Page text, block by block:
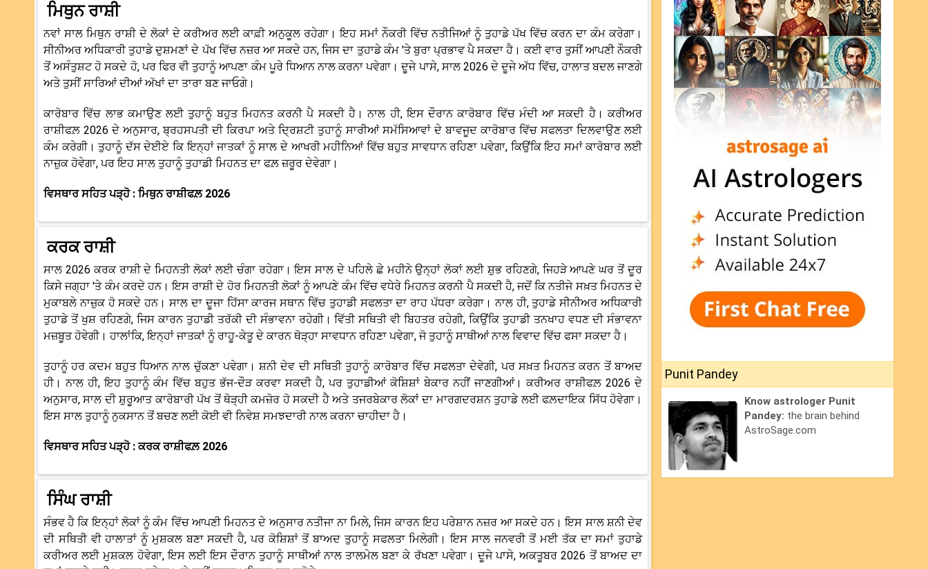
ਮਿਥੁਨ ਰਾਸ਼ੀ
ਨਵਾਂ ਸਾਲ ਮਿਥੁਨ ਰਾਸ਼ੀ ਦੇ ਲੋਕਾਂ ਦੇ ਕਰੀਅਰ ਲਈ ਕਾਫ਼ੀ ਅਨੁਕੂਲ ਰਹੇਗਾ। ਇਹ ਸਮਾਂ ਨੌਕਰੀ ਵਿੱਚ ਨਤੀਜਿਆਂ ਨੂੰ ਤੁਹਾਡੇ ਪੱਖ ਵਿੱਚ ਕਰਨ ਦਾ ਕੰਮ ਕਰੇਗਾ।
ਸੀਨੀਅਰ ਅਧਿਕਾਰੀ ਤੁਹਾਡੇ ਦੁਸ਼ਮਣਾਂ ਦੇ ਪੱਖ ਵਿੱਚ ਨਜ਼ਰ ਆ ਸਕਦੇ ਹਨ, ਜਿਸ ਦਾ ਤੁਹਾਡੇ ਕੰਮ 'ਤੇ ਬੁਰਾ ਪ੍ਰਭਾਵ ਪੈ ਸਕਦਾ ਹੈ। ਕਈ ਵਾਰ ਤੁਸੀਂ ਆਪਣੀ ਨੌਕਰੀ
ਤੋਂ ਅਸੰਤੁਸ਼ਟ ਹੋ ਸਕਦੇ ਹੋ, ਪਰ ਫਿਰ ਵੀ ਤੁਹਾਨੂੰ ਆਪਣਾ ਕੰਮ ਪੂਰੇ ਧਿਆਨ ਨਾਲ ਕਰਨਾ ਪਵੇਗਾ। ਦੂਜੇ ਪਾਸੇ, ਸਾਲ 2026 ਦੇ ਦੂਜੇ ਅੱਧ ਵਿੱਚ, ਹਾਲਾਤ ਬਦਲ ਜਾਣਗੇ
ਅਤੇ ਤੁਸੀਂ ਸਾਰਿਆਂ ਦੀਆਂ ਅੱਖਾਂ ਦਾ ਤਾਰਾ ਬਣ ਜਾਓਗੇ।
ਕਾਰੋਬਾਰ ਵਿੱਚ ਲਾਭ ਕਮਾਉਣ ਲਈ ਤੁਹਾਨੂੰ ਬਹੁਤ ਮਿਹਨਤ ਕਰਨੀ ਪੈ ਸਕਦੀ ਹੈ। ਨਾਲ ਹੀ, ਇਸ ਦੌਰਾਨ ਕਾਰੋਬਾਰ ਵਿੱਚ ਮੰਦੀ ਆ ਸਕਦੀ ਹੈ। ਕਰੀਅਰ
ਰਾਸ਼ੀਫਲ਼ 2026 ਦੇ ਅਨੁਸਾਰ, ਬ੍ਰਹਸਪਤੀ ਦੀ ਕਿਰਪਾ ਅਤੇ ਦ੍ਰਿਸ਼ਟੀ ਤੁਹਾਨੂੰ ਸਾਰੀਆਂ ਸਮੱਸਿਆਵਾਂ ਦੇ ਬਾਵਜੂਦ ਕਾਰੋਬਾਰ ਵਿੱਚ ਸਫਲਤਾ ਦਿਲਵਾਉਣ ਲਈ
ਕੰਮ ਕਰੇਗੀ। ਤੁਹਾਨੂੰ ਦੱਸ ਦੇਈਏ ਕਿ ਇਨ੍ਹਾਂ ਜਾਤਕਾਂ ਨੂੰ ਸਾਲ ਦੇ ਆਖਰੀ ਮਹੀਨਿਆਂ ਵਿੱਚ ਬਹੁਤ ਸਾਵਧਾਨ ਰਹਿਣਾ ਪਵੇਗਾ, ਕਿਉਂਕਿ ਇਹ ਸਮਾਂ ਕਾਰੋਬਾਰ ਲਈ
ਨਾਜ਼ੁਕ ਹੋਵੇਗਾ, ਪਰ ਇਹ ਸਾਲ ਤੁਹਾਨੂੰ ਤੁਹਾਡੀ ਮਿਹਨਤ ਦਾ ਫਲ਼ ਜ਼ਰੂਰ ਦੇਵੇਗਾ।
ਵਿਸਥਾਰ ਸਹਿਤ ਪੜ੍ਹੋ : ਮਿਥੁਨ ਰਾਸ਼ੀਫਲ਼ 2026
ਕਰਕ ਰਾਸ਼ੀ
ਸਾਲ 2026 ਕਰਕ ਰਾਸ਼ੀ ਦੇ ਮਿਹਨਤੀ ਲੋਕਾਂ ਲਈ ਚੰਗਾ ਰਹੇਗਾ। ਇਸ ਸਾਲ ਦੇ ਪਹਿਲੇ ਛੇ ਮਹੀਨੇ ਉਨ੍ਹਾਂ ਲੋਕਾਂ ਲਈ ਸ਼ੁਭ ਰਹਿਣਗੇ, ਜਿਹੜੇ ਆਪਣੇ ਘਰ ਤੋਂ ਦੂਰ
ਕਿਸੇ ਜਗ੍ਹਾ 'ਤੇ ਕੰਮ ਕਰਦੇ ਹਨ। ਇਸ ਰਾਸ਼ੀ ਦੇ ਹੋਰ ਮਿਹਨਤੀ ਲੋਕਾਂ ਨੂੰ ਆਪਣੇ ਕੰਮ ਵਿੱਚ ਵਧੇਰੇ ਮਿਹਨਤ ਕਰਨੀ ਪੈ ਸਕਦੀ ਹੈ, ਜਦੋਂ ਕਿ ਨਤੀਜੇ ਸਖ਼ਤ ਮਿਹਨਤ ਦੇ
ਮੁਕਾਬਲੇ ਨਾਜ਼ੁਕ ਹੋ ਸਕਦੇ ਹਨ। ਸਾਲ ਦਾ ਦੂਜਾ ਹਿੱਸਾ ਕਾਰਜ ਸਥਾਨ ਵਿੱਚ ਤੁਹਾਡੀ ਸਫਲਤਾ ਦਾ ਰਾਹ ਪੱਧਰਾ ਕਰੇਗਾ। ਨਾਲ ਹੀ, ਤੁਹਾਡੇ ਸੀਨੀਅਰ ਅਧਿਕਾਰੀ
ਤੁਹਾਡੇ ਤੋਂ ਖੁਸ਼ ਰਹਿਣਗੇ, ਜਿਸ ਕਾਰਨ ਤੁਹਾਡੀ ਤਰੱਕੀ ਦੀ ਸੰਭਾਵਨਾ ਰਹੇਗੀ। ਵਿੱਤੀ ਸਥਿਤੀ ਵੀ ਬਿਹਤਰ ਰਹੇਗੀ, ਕਿਉਂਕਿ ਤੁਹਾਡੀ ਤਨਖਾਹ ਵਧਣ ਦੀ ਸੰਭਾਵਨਾ
ਮਜ਼ਬੂਤ ​​ਹੋਵੇਗੀ। ਹਾਲਾਂਕਿ, ਇਨ੍ਹਾਂ ਜਾਤਕਾਂ ਨੂੰ ਰਾਹੂ-ਕੇਤੂ ਦੇ ਕਾਰਨ ਥੋੜ੍ਹਾ ਸਾਵਧਾਨ ਰਹਿਣਾ ਪਵੇਗਾ, ਜੋ ਤੁਹਾਨੂੰ ਸਾਥੀਆਂ ਨਾਲ ਵਿਵਾਦ ਵਿੱਚ ਫਸਾ ਸਕਦਾ ਹੈ।
ਤੁਹਾਨੂੰ ਹਰ ਕਦਮ ਬਹੁਤ ਧਿਆਨ ਨਾਲ ਚੁੱਕਣਾ ਪਵੇਗਾ। ਸ਼ਨੀ ਦੇਵ ਦੀ ਸਥਿਤੀ ਤੁਹਾਨੂੰ ਕਾਰੋਬਾਰ ਵਿੱਚ ਸਫਲਤਾ ਦੇਵੇਗੀ, ਪਰ ਸਖ਼ਤ ਮਿਹਨਤ ਕਰਨ ਤੋਂ ਬਾਅਦ
ਹੀ। ਨਾਲ ਹੀ, ਇਹ ਤੁਹਾਨੂੰ ਕੰਮ ਵਿੱਚ ਬਹੁਤ ਭੱਜ-ਦੌੜ ਕਰਵਾ ਸਕਦੀ ਹੈ, ਪਰ ਤੁਹਾਡੀਆਂ ਕੋਸ਼ਿਸ਼ਾਂ ਬੇਕਾਰ ਨਹੀਂ ਜਾਣਗੀਆਂ। ਕਰੀਅਰ ਰਾਸ਼ੀਫਲ਼ 2026 ਦੇ
ਅਨੁਸਾਰ, ਸਾਲ ਦੀ ਸ਼ੁਰੂਆਤ ਕਾਰੋਬਾਰੀ ਪੱਖ ਤੋਂ ਥੋੜ੍ਹੀ ਕਮਜ਼ੋਰ ਹੋ ਸਕਦੀ ਹੈ ਅਤੇ ਤਜਰਬੇਕਾਰ ਲੋਕਾਂ ਦਾ ਮਾਰਗਦਰਸ਼ਨ ਤੁਹਾਡੇ ਲਈ ਫਲ਼ਦਾਇਕ ਸਿੱਧ ਹੋਵੇਗਾ।
ਇਸ ਸਾਲ ਤੁਹਾਨੂੰ ਨੁਕਸਾਨ ਤੋਂ ਬਚਣ ਲਈ ਕੋਈ ਵੀ ਨਿਵੇਸ਼ ਸਮਝਦਾਰੀ ਨਾਲ ਕਰਨਾ ਚਾਹੀਦਾ ਹੈ।
ਵਿਸਥਾਰ ਸਹਿਤ ਪੜ੍ਹੋ : ਕਰਕ ਰਾਸ਼ੀਫਲ਼ 2026
ਸਿੰਘ ਰਾਸ਼ੀ
ਸੰਭਵ ਹੈ ਕਿ ਇਨ੍ਹਾਂ ਲੋਕਾਂ ਨੂੰ ਕੰਮ ਵਿੱਚ ਆਪਣੀ ਮਿਹਨਤ ਦੇ ਅਨੁਸਾਰ ਨਤੀਜਾ ਨਾ ਮਿਲੇ, ਜਿਸ ਕਾਰਨ ਇਹ ਪਰੇਸ਼ਾਨ ਨਜ਼ਰ ਆ ਸਕਦੇ ਹਨ। ਇਸ ਸਾਲ ਸ਼ਨੀ ਦੇਵ
ਦੀ ਸਥਿਤੀ ਵੀ ਹਾਲਾਤਾਂ ਨੂੰ ਮੁਸ਼ਕਲ ਬਣਾ ਸਕਦੀ ਹੈ, ਪਰ ਕੋਸ਼ਿਸ਼ਾਂ ਤੋਂ ਬਾਅਦ ਤੁਹਾਨੂੰ ਸਫਲਤਾ ਮਿਲੇਗੀ। ਇਸ ਸਾਲ ਜਨਵਰੀ ਤੋਂ ਮਈ ਤੱਕ ਦਾ ਸਮਾਂ ਤੁਹਾਡੇ
ਕਰੀਅਰ ਲਈ ਮੁਸ਼ਕਲ ਹੋਵੇਗਾ, ਇਸ ਲਈ ਇਸ ਦੌਰਾਨ ਤੁਹਾਨੂੰ ਸਾਥੀਆਂ ਨਾਲ ਤਾਲਮੇਲ ਬਣਾ ਕੇ ਰੱਖਣਾ ਪਵੇਗਾ। ਦੂਜੇ ਪਾਸੇ, ਅਕਤੂਬਰ 2026 ਤੋਂ ਬਾਅਦ ਦਾ
Punit Pandey
Know astrologer Punit
Pandey: the brain behind
AstroSage.com